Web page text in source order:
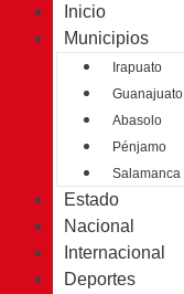
Inicio
Municipios
Irapuato
Guanajuato
Abasolo
Pénjamo
Salamanca
Estado
Nacional
Internacional
Deportes